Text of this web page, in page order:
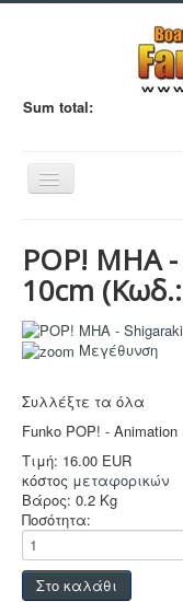
Sum total:
Εναλλαγή
πλοήγησης
Filaments
3D Εκτυπώσεις
Manga - Anime
Sleeves
Accessories
Funko POP
POP! MHA
10cm (Κωδ.:
Μεγέθυνση
Συλλέξτε τα όλα
Funko POP! - Animation
Τιμή: 16.00 EUR
κόστος μεταφορικών
Βάρος: 0.2 Kg
Ποσότητα: